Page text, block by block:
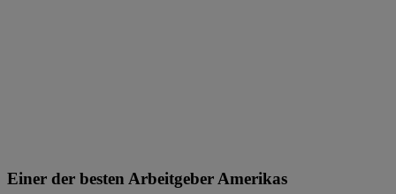
Einer der besten Arbeitgeber Amerikas